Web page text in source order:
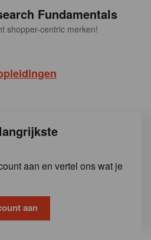
Fundamentals
shopper-centric merken!
aan en vertel ons wat je
aan